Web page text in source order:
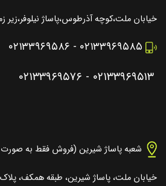
خیابان ملت،کوچه آذرطوس،پاساژ نیلوفر،زیر
۰۲۱۳۳۹۶۹۵۸۵ - ۰۲۱۳۳۹۶۹۵۸۶
۰۲۱۳۳۹۶۹۵۱۳ - ۰۲۱۳۳۹۶۹۵۷۶
شعبه پاساژ شیرین (فروش فقط به
خیابان ملت، پاساژ شیرین، طبقه همکف، پلاک ۹